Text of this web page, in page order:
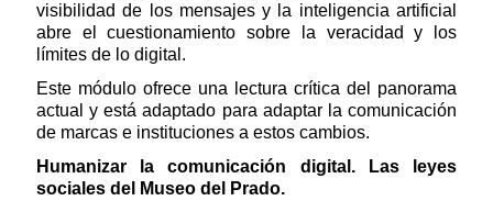
visibilidad de los mensajes y la inteligencia artificial
abre el cuestionamiento sobre la veracidad y los
límites de lo digital.
Este módulo ofrece una lectura crítica del panorama
actual y está adaptado para adaptar la comunicación
de marcas e instituciones a estos cambios.
Humanizar la comunicación digital. Las leyes
sociales del Museo del Prado.